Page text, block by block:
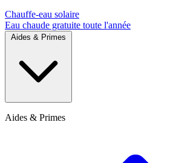
Chauffe-eau solaire
Eau chaude gratuite toute l'année
Aides & Primes